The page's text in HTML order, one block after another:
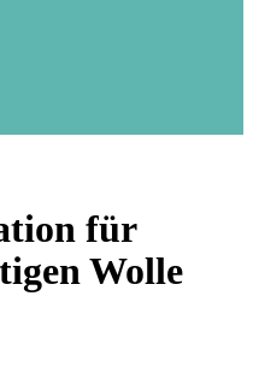
für
Wolle